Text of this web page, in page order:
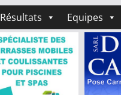
Résultats Equipes